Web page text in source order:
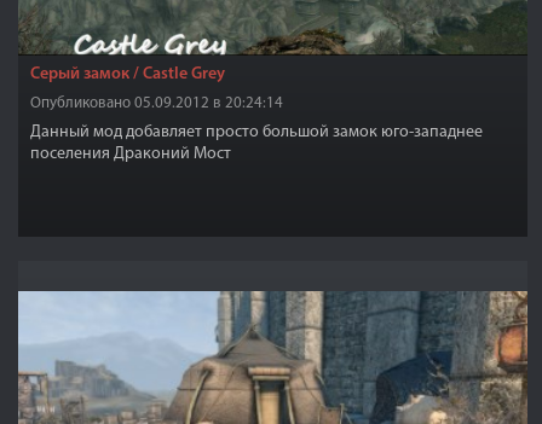
Серый замок / Castle Grey
Опубликовано 05.09.2012 в 20:24:14
Данный мод добавляет просто большой замок юго-западнее
поселения Драконий Мост